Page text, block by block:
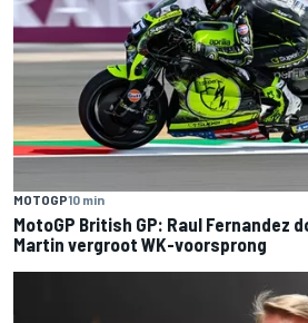
MOTOGP10 min
MotoGP British GP: Raul Fernandez
Martin vergroot WK-voorsprong